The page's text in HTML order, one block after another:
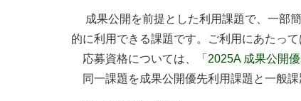
成果公開を前提とした利用課題で、一部
的に利用できる課題です。ご利用にあたっ
応募資格については、「 2025A 成果公開
同一課題を成果公開優先利用課題と一般課